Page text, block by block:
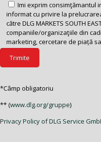
Imi exprim consimţămantul
informat cu privire la
către DLG MARKETS SOUTH
companiile/organizaţiile din
marketing, cercetare de piață
*Câmp obligatoriu
** (www.dlg.org/gruppe)
Privacy Policy of DLG Service